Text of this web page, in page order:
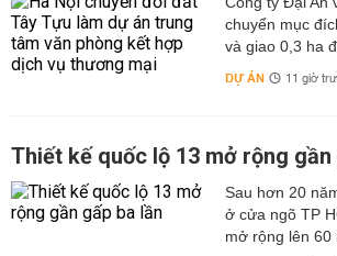
chuyển mục
và giao 0,3 ha
DỰ ÁN 11 giờ
Thiết kế quốc lộ 13 mở rộng gần
Sau hơn 20
ở cửa ngõ TP
mở rộng lên 60